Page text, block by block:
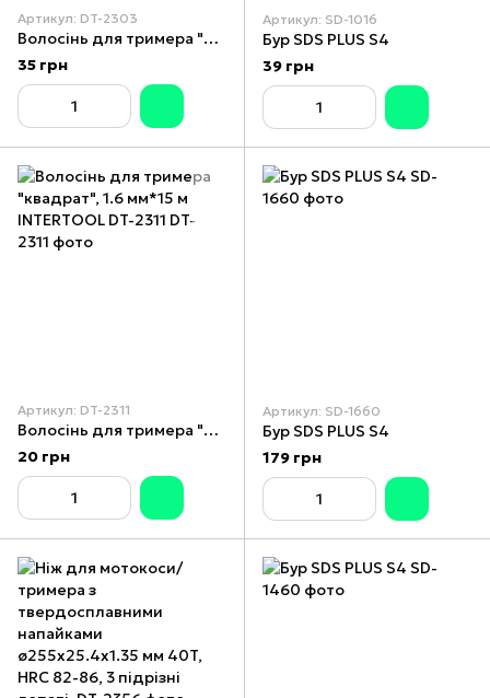
Артикул: DT-2303
Волосінь для тримера "круг", 2.4 мм*15 м INTERTOOL DT-2303
35 грн
Артикул: SD-1016
Бур SDS PLUS S4
39 грн
Артикул: DT-2311
Волосінь для тримера "квадрат", 1.6 мм*15 м INTERTOOL DT-2311
20 грн
Артикул: SD-1660
Бур SDS PLUS S4
179 грн